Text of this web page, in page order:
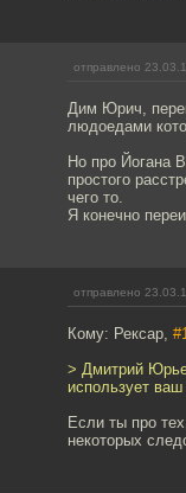
отправлено
Дим Юрич,
людоедами
Но про Йогана
простого
чего то.
Я конечно
отправлено
Кому: Рексар,
> Дмитрий
использует ваш
Если ты про
некоторых